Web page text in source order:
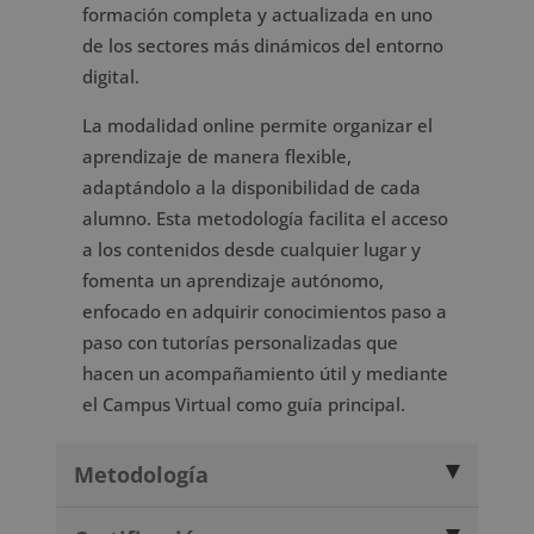
formación completa y actualizada en uno
de los sectores más dinámicos del entorno
digital.
La modalidad online permite organizar el
aprendizaje de manera flexible,
adaptándolo a la disponibilidad de cada
alumno. Esta metodología facilita el acceso
a los contenidos desde cualquier lugar y
fomenta un aprendizaje autónomo,
enfocado en adquirir conocimientos paso a
paso con tutorías personalizadas que
hacen un acompañamiento útil y mediante
el Campus Virtual como guía principal.
Metodología